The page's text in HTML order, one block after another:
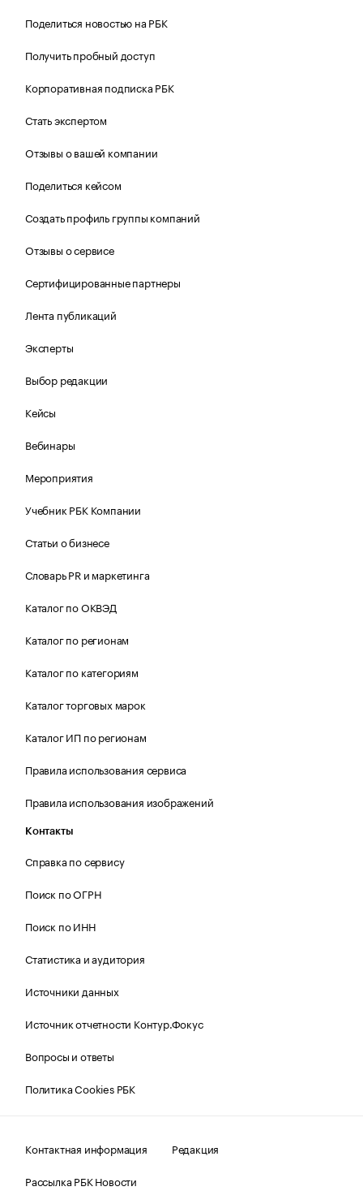
Поделиться новостью на РБК
Получить пробный доступ
Корпоративная подписка РБК
Стать экспертом
Отзывы о вашей компании
Поделиться кейсом
Создать профиль группы компаний
Отзывы о сервисе
Сертифицированные партнеры
Лента публикаций
Эксперты
Выбор редакции
Кейсы
Вебинары
Мероприятия
Учебник РБК Компании
Статьи о бизнесе
Словарь PR и маркетинга
Каталог по ОКВЭД
Каталог по регионам
Каталог по категориям
Каталог торговых марок
Каталог ИП по регионам
Правила использования сервиса
Правила использования изображений
Контакты
Справка по сервису
Поиск по ОГРН
Поиск по ИНН
Статистика и аудитория
Источники данных
Источник отчетности Контур.Фокус
Вопросы и ответы
Политика Cookies РБК
Контактная информация
Редакция
Рассылка РБК Новости